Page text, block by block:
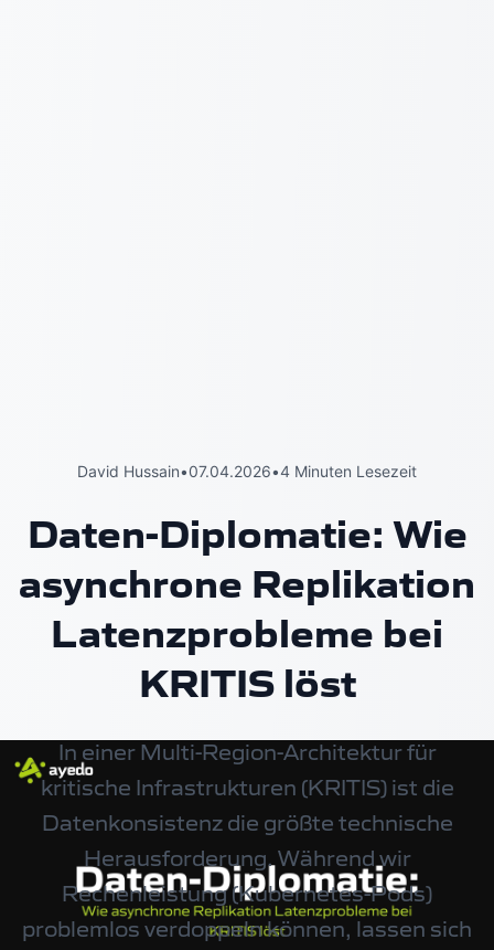
David Hussain•07.04.2026•4 Minuten Lesezeit
Daten-Diplomatie: Wie
asynchrone Replikation
Latenzprobleme bei
KRITIS löst
In einer Multi-Region-Architektur für
kritische Infrastrukturen (KRITIS) ist die
Datenkonsistenz die größte technische
Herausforderung. Während wir
Rechenleistung (Kubernetes-Pods)
problemlos verdoppeln können, lassen sich